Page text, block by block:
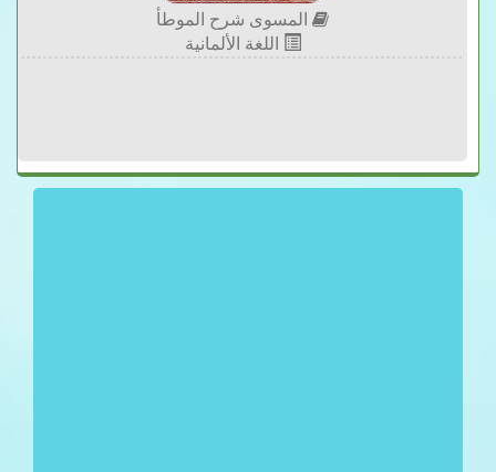
المسوى شرح الموطأ
اللغة الألمانية